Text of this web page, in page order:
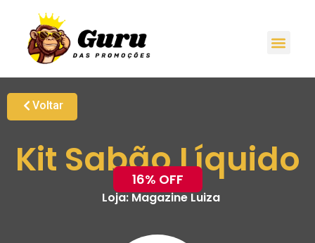
Voltar
Kit Sabão Líquido
16% OFF
Loja:Magazine Luiza